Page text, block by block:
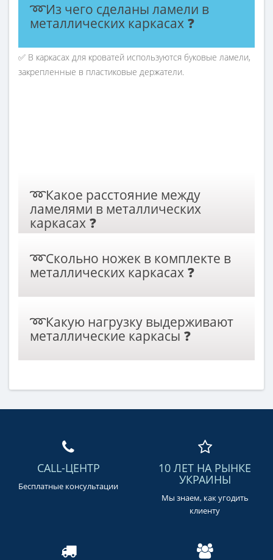
➿Из чего сделаны ламели в
металлических каркасах ❓
✅ В каркасах для кроватей используются буковые ламели,
закрепленные в пластиковые держатели.
➿Какое расстояние между
ламелями в металлических
каркасах ❓
для вашего ортопедического матраса.
➿Скольно ножек в комплекте в
металлических каркасах ❓
ножек.
➿Какую нагрузку выдерживают
металлические каркасы ❓
CALL-ЦЕНТР
Бесплатные консультации
10 ЛЕТ НА РЫНКЕ
УКРАИНЫ
Мы знаем, как угодить
клиенту